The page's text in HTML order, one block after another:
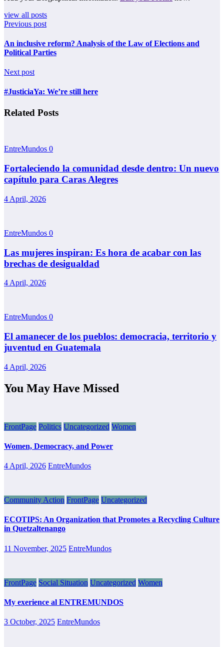
view all posts
Previous post
An inclusive reform? Analysis of the Law of Elections and
Political Parties
Next post
#JusticiaYa: We’re still here
Related Posts
EntreMundos 0
Fortaleciendo la comunidad desde dentro: Un nuevo
capítulo para Caras Alegres
4 April, 2026
EntreMundos 0
Las mujeres inspiran: Es hora de acabar con las
brechas de desigualdad
4 April, 2026
EntreMundos 0
El amanecer de los pueblos: democracia, territorio y
juventud en Guatemala
4 April, 2026
You May Have Missed
FrontPage Politics Uncategorized Women
Women, Democracy, and Power
4 April, 2026 EntreMundos
Community Action FrontPage Uncategorized
ECOTIPS: An Organization that Promotes a Recycling Culture
in Quetzaltenango
11 November, 2025 EntreMundos
FrontPage Social Situation Uncategorized Women
My exerience al ENTREMUNDOS
3 October, 2025 EntreMundos